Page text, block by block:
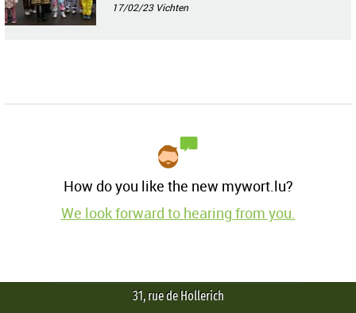
17/02/23 Vichten
How do you like the new mywort.lu?
We look forward to hearing from you.
31, rue de Hollerich